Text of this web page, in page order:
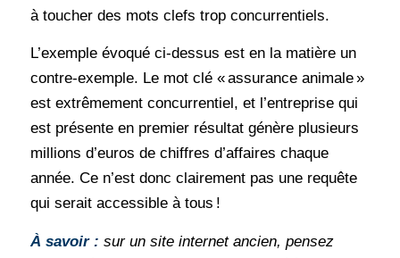
à toucher des mots clefs trop concurrentiels.
L’exemple évoqué ci-dessus est en la matière un
contre-exemple. Le mot clé « assurance animale »
est extrêmement concurrentiel, et l’entreprise qui
est présente en premier résultat génère plusieurs
millions d’euros de chiffres d’affaires chaque
année. Ce n’est donc clairement pas une requête
qui serait accessible à tous !
À savoir : sur un site internet ancien, pensez